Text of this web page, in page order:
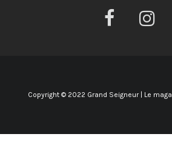
Copyright © 2022 Grand Seigneur | Le